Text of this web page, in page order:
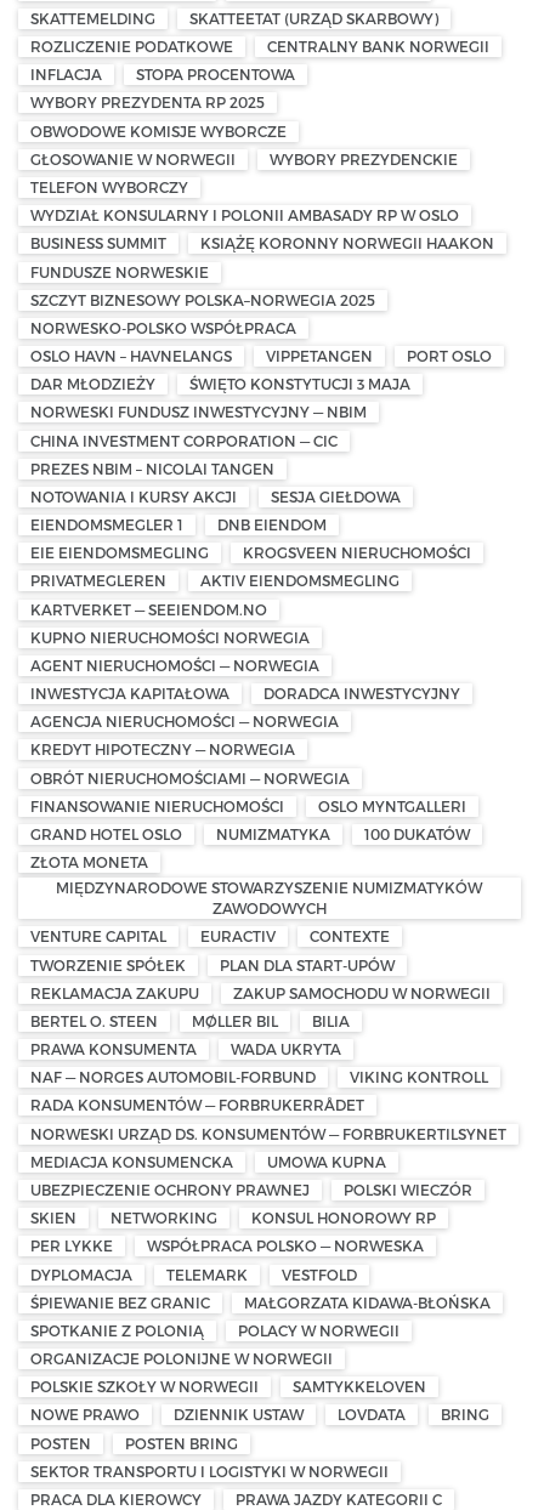
SKATTEMELDING
SKATTEETAT (URZĄD SKARBOWY)
ROZLICZENIE PODATKOWE
CENTRALNY BANK NORWEGII
INFLACJA
STOPA PROCENTOWA
WYBORY PREZYDENTA RP 2025
OBWODOWE KOMISJE WYBORCZE
GŁOSOWANIE W NORWEGII
WYBORY PREZYDENCKIE
TELEFON WYBORCZY
WYDZIAŁ KONSULARNY I POLONII AMBASADY RP W OSLO
BUSINESS SUMMIT
KSIĄŻĘ KORONNY NORWEGII HAAKON
FUNDUSZE NORWESKIE
SZCZYT BIZNESOWY POLSKA–NORWEGIA 2025
NORWESKO-POLSKO WSPÓŁPRACA
OSLO HAVN – HAVNELANGS
VIPPETANGEN
PORT OSLO
DAR MŁODZIEŻY
ŚWIĘTO KONSTYTUCJI 3 MAJA
NORWESKI FUNDUSZ INWESTYCYJNY — NBIM
CHINA INVESTMENT CORPORATION — CIC
PREZES NBIM – NICOLAI TANGEN
NOTOWANIA I KURSY AKCJI
SESJA GIEŁDOWA
EIENDOMSMEGLER 1
DNB EIENDOM
EIE EIENDOMSMEGLING
KROGSVEEN NIERUCHOMOŚCI
PRIVATMEGLEREN
AKTIV EIENDOMSMEGLING
KARTVERKET — SEEIENDOM.NO
KUPNO NIERUCHOMOŚCI NORWEGIA
AGENT NIERUCHOMOŚCI — NORWEGIA
INWESTYCJA KAPITAŁOWA
DORADCA INWESTYCYJNY
AGENCJA NIERUCHOMOŚCI — NORWEGIA
KREDYT HIPOTECZNY — NORWEGIA
OBRÓT NIERUCHOMOŚCIAMI — NORWEGIA
FINANSOWANIE NIERUCHOMOŚCI
OSLO MYNTGALLERI
GRAND HOTEL OSLO
NUMIZMATYKA
100 DUKATÓW
ZŁOTA MONETA
MIĘDZYNARODOWE STOWARZYSZENIE NUMIZMATYKÓW
ZAWODOWYCH
VENTURE CAPITAL
EURACTIV
CONTEXTE
TWORZENIE SPÓŁEK
PLAN DLA START-UPÓW
REKLAMACJA ZAKUPU
ZAKUP SAMOCHODU W NORWEGII
BERTEL O. STEEN
MØLLER BIL
BILIA
PRAWA KONSUMENTA
WADA UKRYTA
NAF — NORGES AUTOMOBIL-FORBUND
VIKING KONTROLL
RADA KONSUMENTÓW — FORBRUKERRÅDET
NORWESKI URZĄD DS. KONSUMENTÓW — FORBRUKERTILSYNET
MEDIACJA KONSUMENCKA
UMOWA KUPNA
UBEZPIECZENIE OCHRONY PRAWNEJ
POLSKI WIECZÓR
SKIEN
NETWORKING
KONSUL HONOROWY RP
PER LYKKE
WSPÓŁPRACA POLSKO — NORWESKA
DYPLOMACJA
TELEMARK
VESTFOLD
ŚPIEWANIE BEZ GRANIC
MAŁGORZATA KIDAWA-BŁOŃSKA
SPOTKANIE Z POLONIĄ
POLACY W NORWEGII
ORGANIZACJE POLONIJNE W NORWEGII
POLSKIE SZKOŁY W NORWEGII
SAMTYKKELOVEN
NOWE PRAWO
DZIENNIK USTAW LOVDATA
BRING
POSTEN
POSTEN BRING
SEKTOR TRANSPORTU I LOGISTYKI W NORWEGII
PRACA DLA KIEROWCY
PRAWA JAZDY KATEGORII C